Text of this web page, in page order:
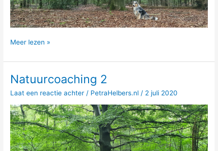
Natuurcoaching
Meer lezen »
Natuurcoaching 2
Laat een reactie achter / PetraHelbers.nl/ 2 juli 2020